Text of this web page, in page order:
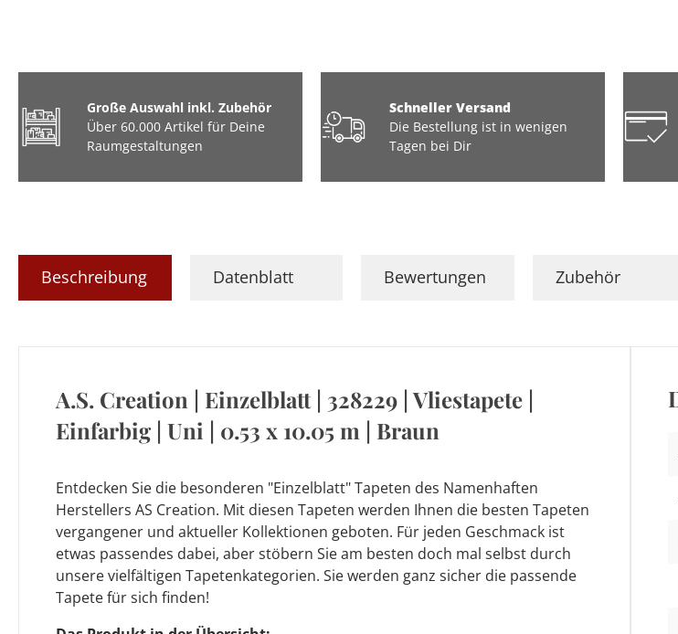
Große Auswahl inkl. Zubehör
Über 60.000 Artikel für Deine
Raumgestaltungen
Schneller Versand
Die Bestellung ist in wenigen
Tagen bei Dir
Beschreibung Datenblatt Bewertungen Zubehör
A.S. Creation | Einzelblatt | 328229 | Vliestapete |
Einfarbig | Uni | 0.53 x 10.05 m | Braun
Entdecken Sie die besonderen "Einzelblatt" Tapeten des Namenhaften
Herstellers AS Creation. Mit diesen Tapeten werden Ihnen die besten Tapeten
vergangener und aktueller Kollektionen geboten. Für jeden Geschmack ist
etwas passendes dabei, aber stöbern Sie am besten doch mal selbst durch
unsere vielfältigen Tapetenkategorien. Sie werden ganz sicher die passende
Tapete für sich finden!